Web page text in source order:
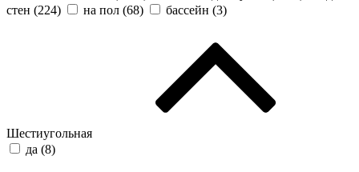
стен (224) на пол (68) бассейн (3)
Шестиугольная
да (8)